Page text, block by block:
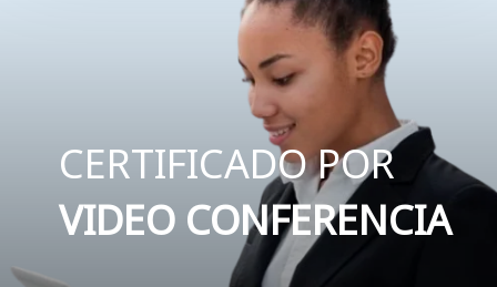
CERTIFICADO POR
VIDEO CONFERENCIA